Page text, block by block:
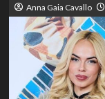
Anna Gaia Cavallo